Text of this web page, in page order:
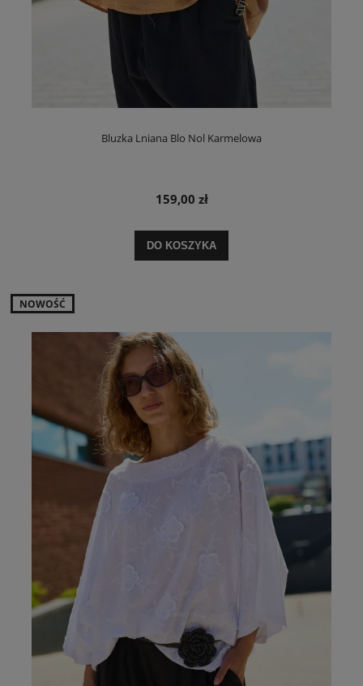
Bluzka Lniana Blo Nol Karmelowa
159,00 zł
DO KOSZYKA
NOWOŚĆ